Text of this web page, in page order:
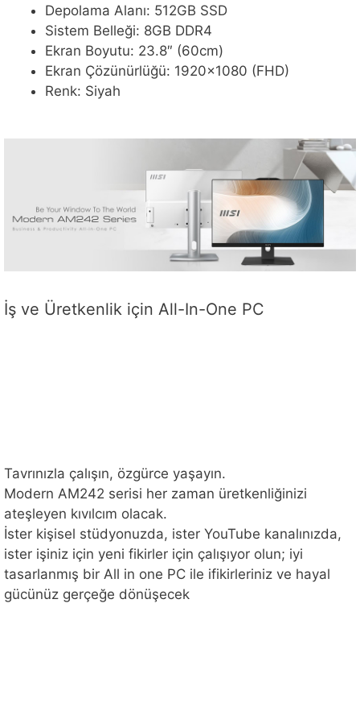
Depolama Alanı: 512GB SSD
Sistem Belleği: 8GB DDR4
Ekran Boyutu: 23.8″ (60cm)
Ekran Çözünürlüğü: 1920×1080 (FHD)
Renk: Siyah
İş ve Üretkenlik için All-In-One PC
Tavrınızla çalışın, özgürce yaşayın.
Modern AM242 serisi her zaman üretkenliğinizi
ateşleyen kıvılcım olacak.
İster kişisel stüdyonuzda, ister YouTube kanalınızda,
ister işiniz için yeni fikirler için çalışıyor olun; iyi
tasarlanmış bir All in one PC ile ifikirleriniz ve hayal
gücünüz gerçeğe dönüşecek